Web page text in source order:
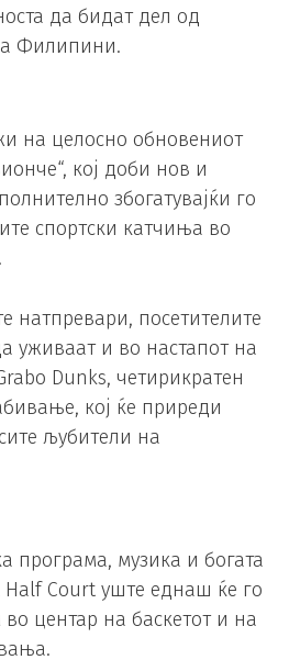
да бидат дел од
Филипини.
на целосно обновениот
кој доби нов и
збогатувајќи го
спортски катчиња во
натпревари, посетителите
уживаат и во настапот на
Dunks, четирикратен
кој ќе приреди
љубители на
програма, музика и богата
Half Court уште еднаш ќе го
центар на баскетот и на